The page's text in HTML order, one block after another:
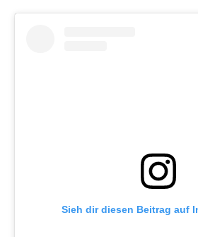
Sieh dir diesen Beitrag auf